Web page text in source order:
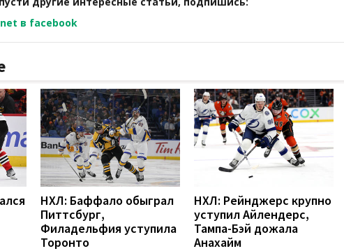
в facebook
НХЛ: Баффало обыграл
Питтсбург,
Филадельфия уступила
Торонто
НХЛ: Рейнджерс крупно
уступил Айлендерс,
Тампа-Бэй дожала
Анахайм